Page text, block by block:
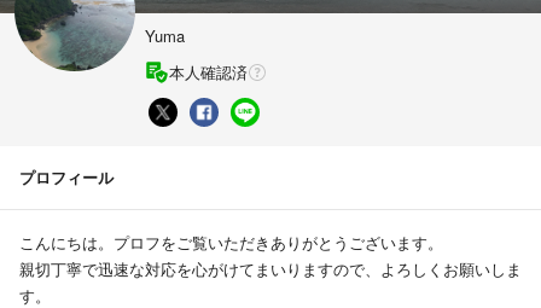
Yuma
本人確認済
プロフィール
こんにちは。プロフをご覧いただきありがとうございます。
親切丁寧で迅速な対応を心がけてまいりますので、よろしくお願いしま
す。